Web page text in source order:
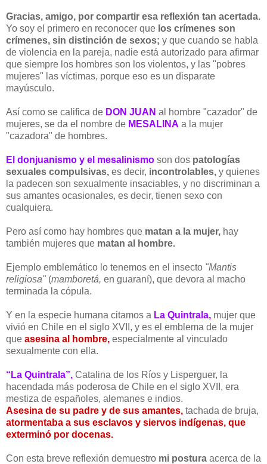
Gracias, amigo, por compartir esa reflexión tan acertada.
Yo soy el primero en reconocer que los crímenes son
crímenes, sin distinción de sexos; y que cuando se habla
de violencia en la pareja, nadie está autorizado para afirmar
que siempre los hombres son los violentos, y las "pobres
mujeres" las víctimas, porque eso es un disparate
mayúsculo.
Así como se califica de DON JUAN al hombre "cazador" de
mujeres, se da el nombre de MESALINA a la mujer
"cazadora" de hombres.
El donjuanismo y el mesalinismo son dos patologías
sexuales compulsivas, es decir, incontrolables, y quienes
la padecen son sexualmente insaciables, y no discriminan a
sus amantes ocasionales, es decir, tienen sexo con
cualquiera.
Pero así como hay hombres que matan a la mujer, hay
también mujeres que matan al hombre.
Ejemplo emblemático lo tenemos en el insecto "Mantis
religiosa" (mamboretá, en guaraní), que devora al macho
terminada la cópula.
Y en la especie humana citamos a La Quintrala, mujer que
vivió en Chile en el siglo XVII, y es el emblema de la mujer
que asesina al hombre, especialmente al vinculado
sexualmente con ella.
“La Quintrala”, Catalina de los Ríos y Lisperguer, la
hacendada más poderosa de Chile en el siglo XVII, era
mestiza de españoles, alemanes e indios.
Asesina de su padre y de sus amantes, tachada de bruja,
atormentaba a sus esclavos y siervos indígenas, que
exterminó por docenas.
Con esta breve reflexión demuestro mi postura acerca de la